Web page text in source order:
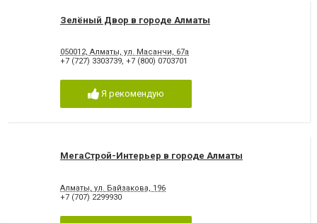
Зелёный Двор в городе Алматы
050012, Алматы, ул. Масанчи, 67а
+7 (727) 3303739, +7 (800) 0703701
Я рекомендую
МегаСтрой-Интерьер в городе Алматы
Алматы, ул. Байзакова, 196
+7 (707) 2299930